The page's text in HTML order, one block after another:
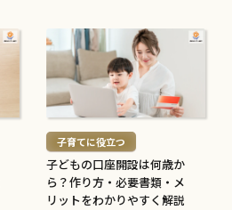
続
き
を
読
む
> 子育てに役立つ
子どもの口座開設は何歳か
ら？作り方・必要書類・メ
リットをわかりやすく解説